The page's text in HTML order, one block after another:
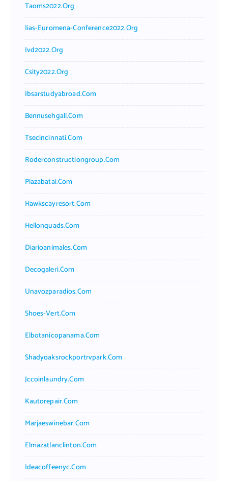
Taoms2022.org
Iias-Euromena-Conference2022.org
Ivd2022.org
Csity2022.org
Ibsarstudyabroad.com
Bennusehgall.com
Tsecincinnati.com
Roderconstructiongroup.com
Plazabatai.com
Hawkscayresort.com
Hellonquads.com
Diarioanimales.com
Decogaleri.com
Unavozparadios.com
Shoes-Vert.com
Elbotanicopanama.com
Shadyoaksrockportrvpark.com
Jccoinlaundry.com
Kautorepair.com
Marjaeswinebar.com
Elmazatlanclinton.com
Ideacoffeenyc.com